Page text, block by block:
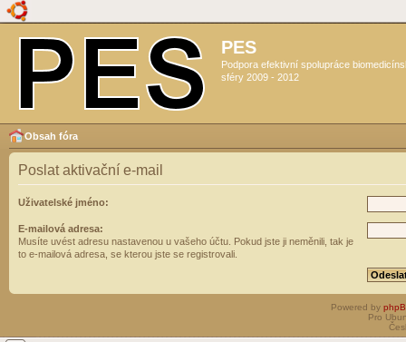
PES
Podpora efektivní spolupráce
sféry 2009 - 2012
Obsah fóra
Poslat aktivační e-mail
Uživatelské jméno:
E-mailová adresa:
Musíte uvést adresu nastavenou u vašeho účtu. Pokud jste ji neměnili, tak je
to e-mailová adresa, se kterou jste se registrovali.
Powered by
Pro